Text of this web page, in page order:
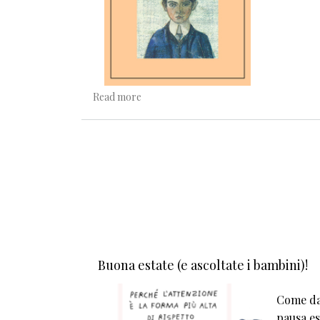
Read more
Buona estate (e ascoltate i bambini)!
Come